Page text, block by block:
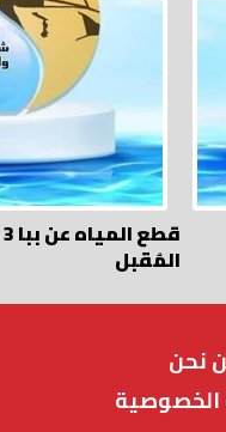
المُقبل
نحن